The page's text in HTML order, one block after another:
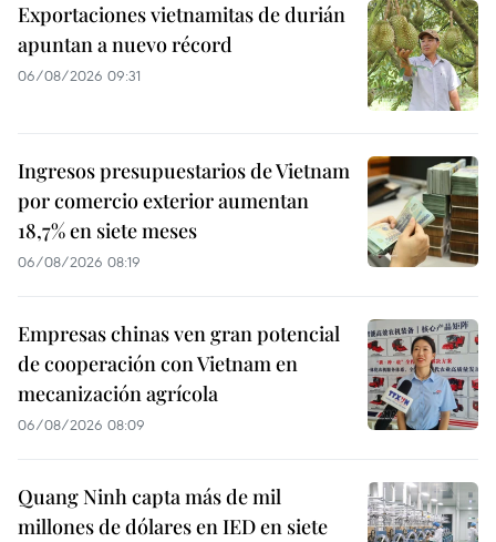
Exportaciones vietnamitas de durián
apuntan a nuevo récord
06/08/2026 09:31
Ingresos presupuestarios de Vietnam
por comercio exterior aumentan
18,7% en siete meses
06/08/2026 08:19
Empresas chinas ven gran potencial
de cooperación con Vietnam en
mecanización agrícola
06/08/2026 08:09
Quang Ninh capta más de mil
millones de dólares en IED en siete